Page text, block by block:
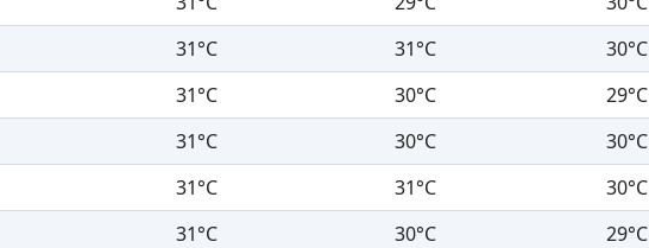
31°C 31°C
30°C
31°C 30°C
29°C
31°C 30°C
30°C
31°C 31°C
30°C
31°C 30°C
29°C